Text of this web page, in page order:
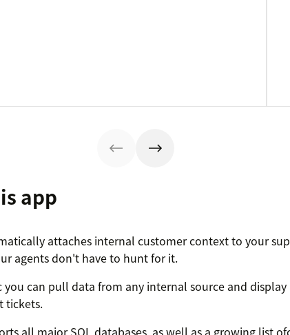
app
attaches internal customer context to your
agents don't have to hunt for it.
you can pull data from any internal source and
tickets.